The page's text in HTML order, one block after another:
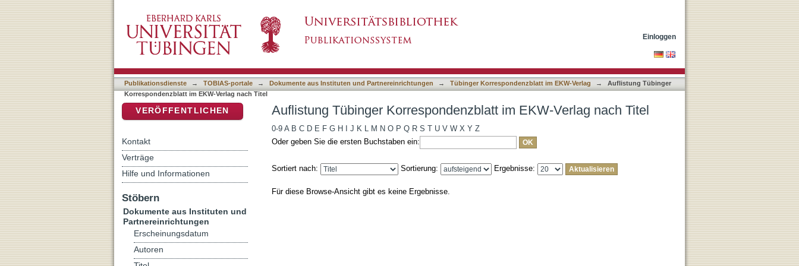
Einloggen
Publikationsdienste → TOBIAS-portale → Dokumente aus Instituten und Partnereinrichtungen → Tübinger Korrespondenzblatt im EKW-Verlag →
Auflistung Tübinger
Korrespondenzblatt im EKW-Verlag nach Titel
Auflistung Tübinger Korrespondenzblatt im EKW-Verlag nach Titel
0-9 A B C D E F G H J K L M N O P Q R S T U V W X Y Z
Oder geben Sie die ersten Buchstaben ein:
Sortiert nach: Sortierung: Ergebnisse:
Für diese Browse-Ansicht gibt es keine Ergebnisse.
VERÖFFENTLICHEN
Kontakt
Verträge
Hilfe und Informationen
Stöbern
Dokumente aus Instituten und
Partnereinrichtungen
Erscheinungsdatum
Autoren